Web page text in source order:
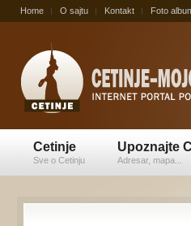
Home O sajtu Kontakt Foto
Cetinje
Sve o Cetinju
Upoznajte
Adresar, mapa...